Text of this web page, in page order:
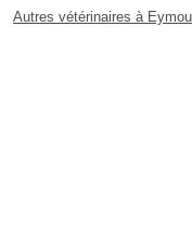
Autres vétérinaires à